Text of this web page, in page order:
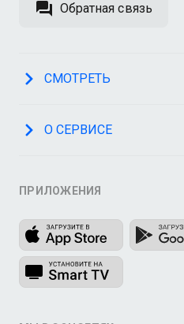
Обратная связь
СМОТРЕТЬ
О СЕРВИСЕ
ПРИЛОЖЕНИЯ